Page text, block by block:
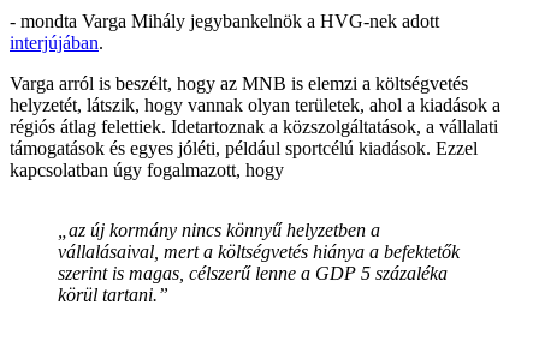
- mondta Varga Mihály jegybankelnök a HVG-nek adott
interjújában.
Varga arról is beszélt, hogy az MNB is elemzi a költségvetés
helyzetét, látszik, hogy vannak olyan területek, ahol a kiadások a
régiós átlag felettiek. Idetartoznak a közszolgáltatások, a vállalati
támogatások és egyes jóléti, például sportcélú kiadások. Ezzel
kapcsolatban úgy fogalmazott, hogy
„az új kormány nincs könnyű helyzetben a
vállalásaival, mert a költségvetés hiánya a befektetők
szerint is magas, célszerű lenne a GDP 5 százaléka
körül tartani.”